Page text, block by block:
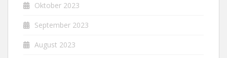
Oktober 2023
September 2023
August 2023